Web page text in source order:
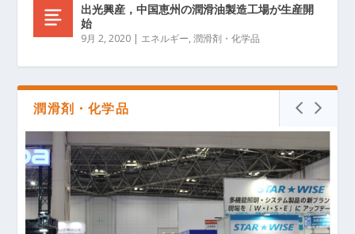
出光興産，中国恵州の潤滑油製造工場が生産開
始
9月 2, 2020 | エネルギー,潤滑剤・化学品
潤滑剤・化学品